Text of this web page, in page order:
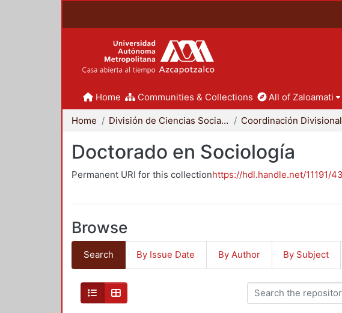
Home Communities & Collections All of Zaloamati
Home División de Ciencias Sociales y Humanidades
Doctorado en Sociología
Permanent URI for this collectionhttps://hdl.handle.net/11191/
Browse
Search By Issue Date By Author By Subject